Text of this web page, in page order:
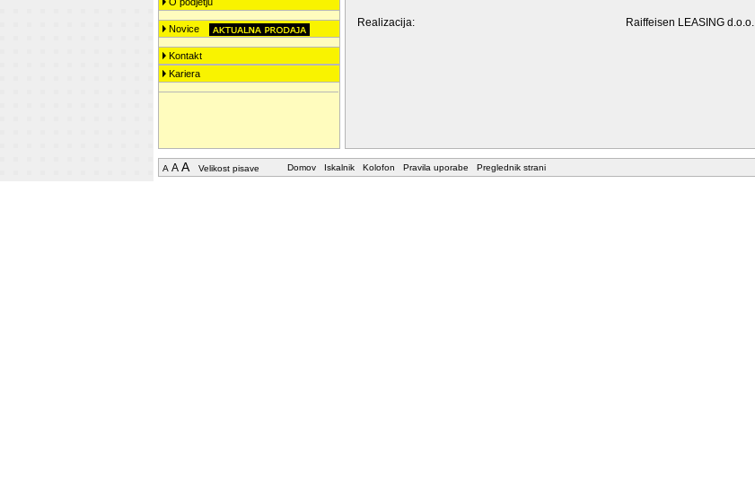
Novice
Kontakt
Kariera
Realizacija: Raiffeisen LEASING d.o.o.
A A A Velikost pisave Domov Iskalnik Kolofon Pravila uporabe Preglednik strani